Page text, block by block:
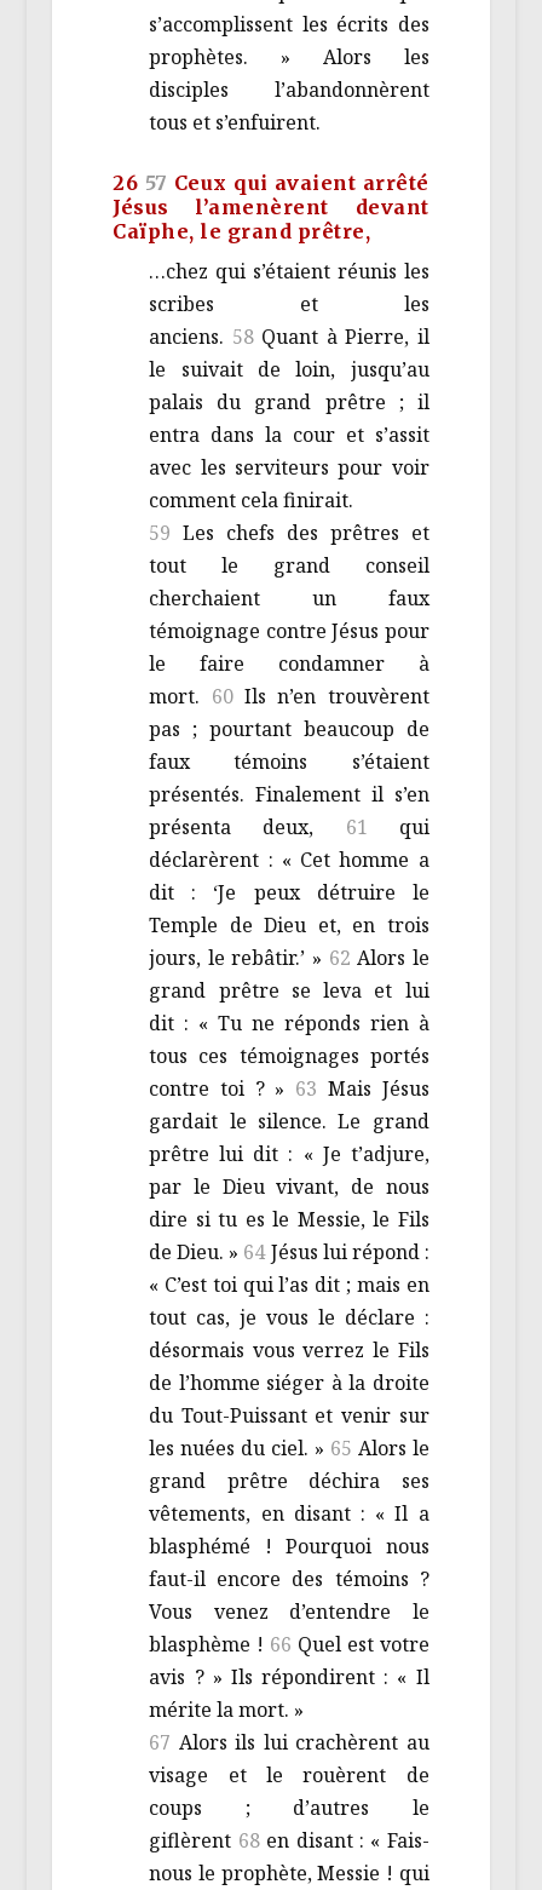
s’accomplissent les écrits des
prophètes. » Alors les
disciples l’abandonnèrent
tous et s’enfuirent.
26 57 Ceux qui avaient arrêté
Jésus l’amenèrent devant
Caïphe, le grand prêtre,
…chez qui s’étaient réunis les
scribes et les
anciens. 58 Quant à Pierre, il
le suivait de loin, jusqu’au
palais du grand prêtre ; il
entra dans la cour et s’assit
avec les serviteurs pour voir
comment cela finirait.
59Les chefs des prêtres et
tout le grand conseil
cherchaient un faux
témoignage contre Jésus pour
le faire condamner à
mort. 60Ils n’en trouvèrent
pas ; pourtant beaucoup de
faux témoins s’étaient
présentés. Finalement il s’en
présenta deux, 61 qui
déclarèrent : « Cet homme a
dit : ‘Je peux détruire le
Temple de Dieu et, en trois
jours, le rebâtir.’ » 62Alors le
grand prêtre se leva et lui
dit : « Tu ne réponds rien à
tous ces témoignages portés
contre toi ? » 63 Mais Jésus
gardait le silence. Le grand
prêtre lui dit : « Je t’adjure,
par le Dieu vivant, de nous
dire si tu es le Messie, le Fils
de Dieu. » 64Jésus lui répond :
« C’est toi qui l’as dit ; mais en
tout cas, je vous le déclare :
désormais vous verrez le Fils
de l’homme siéger à la droite
du Tout-Puissant et venir sur
les nuées du ciel. » 65 Alors le
grand prêtre déchira ses
vêtements, en disant : « Il a
blasphémé ! Pourquoi nous
faut-il encore des témoins ?
Vous venez d’entendre le
blasphème ! 66 Quel est votre
avis ? » Ils répondirent : « Il
mérite la mort. »
67 Alors ils lui crachèrent au
visage et le rouèrent de
coups ; d’autres le
giflèrent 68 en disant : « Fais-
nous le prophète, Messie ! qui